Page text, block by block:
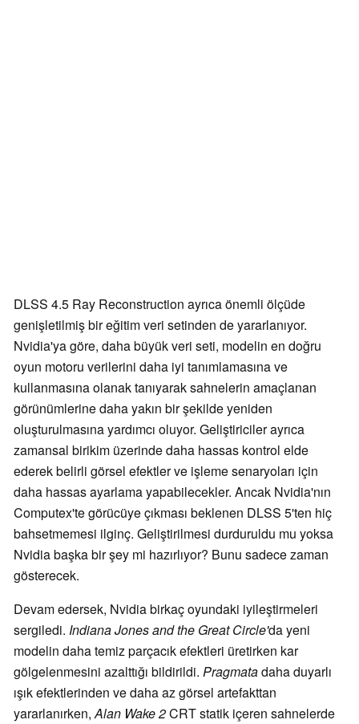
DLSS 4.5 Ray Reconstruction ayrıca önemli ölçüde
genişletilmiş bir eğitim veri setinden de yararlanıyor.
Nvidia'ya göre, daha büyük veri seti, modelin en doğru
oyun motoru verilerini daha iyi tanımlamasına ve
kullanmasına olanak tanıyarak sahnelerin amaçlanan
görünümlerine daha yakın bir şekilde yeniden
oluşturulmasına yardımcı oluyor. Geliştiriciler ayrıca
zamansal birikim üzerinde daha hassas kontrol elde
ederek belirli görsel efektler ve işleme senaryoları için
daha hassas ayarlama yapabilecekler. Ancak Nvidia'nın
Computex'te görücüye çıkması beklenen DLSS 5'ten hiç
bahsetmemesi ilginç. Geliştirilmesi durduruldu mu yoksa
Nvidia başka bir şey mi hazırlıyor? Bunu sadece zaman
gösterecek.
Devam edersek, Nvidia birkaç oyundaki iyileştirmeleri
sergiledi. Indiana Jones and the Great Circle'da yeni
modelin daha temiz parçacık efektleri üretirken kar
gölgelenmesini azalttığı bildirildi. Pragmatadaha duyarlı
ışık efektlerinden ve daha az görsel artefakttan
yararlanırken,Alan Wake 2CRT statik içeren sahnelerde